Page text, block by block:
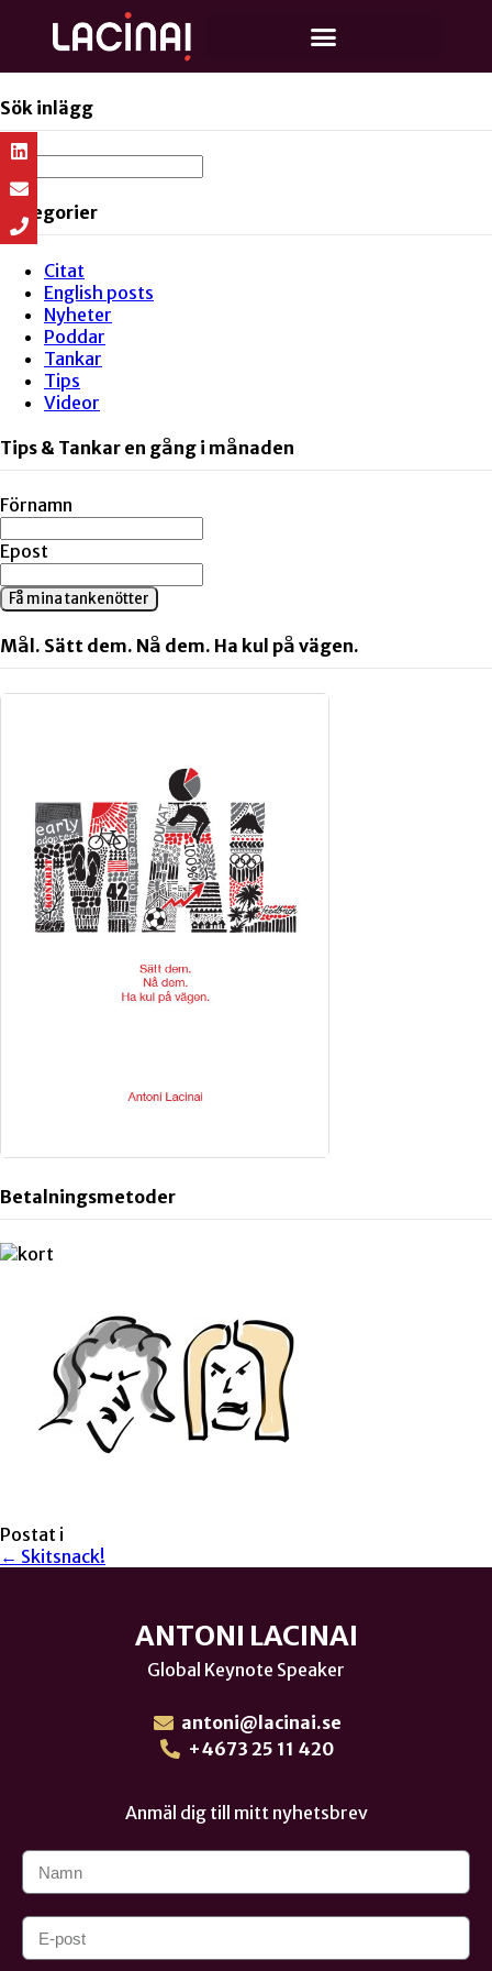
Sök inlägg
Kategorier
Citat
English posts
Nyheter
Poddar
Tankar
Tips
Videor
Tips & Tankar en gång i månaden
Förnamn
Epost
Få mina tankenötter
Mål. Sätt dem. Nå dem. Ha kul på vägen.
Betalningsmetoder
Postat i
← Skitsnack!
ANTONI LACINAI
Global Keynote Speaker
antoni@lacinai.se
+4673 25 11 420
Anmäl dig till mitt nyhetsbrev